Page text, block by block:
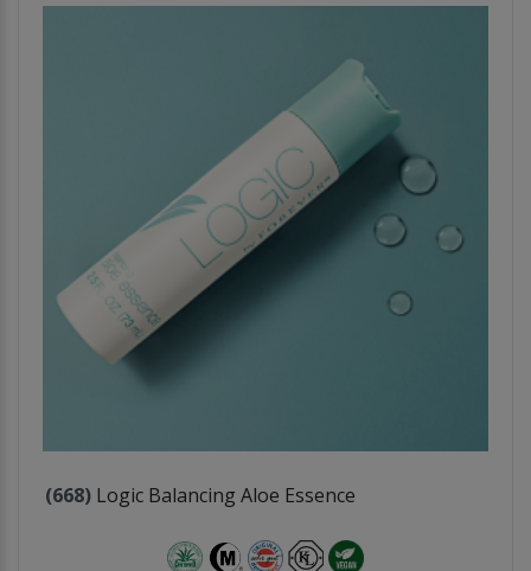
(668) Logic Balancing Aloe Essence